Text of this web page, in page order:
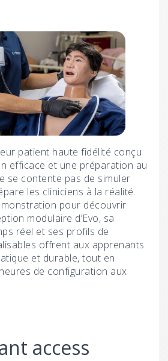
patient haute fidélité conçu
efficace et une préparation au
se contente pas de simuler
les cliniciens à la réalité.
pour découvrir
modulaire d’Evo, sa
réel et ses profils de
offrent aux apprenants
et durable, tout en
de configuration aux
access